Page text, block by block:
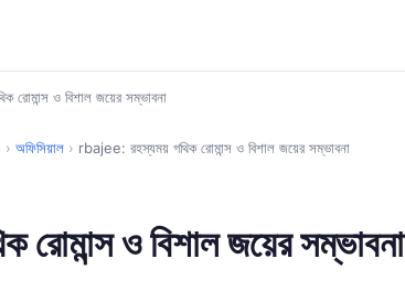
রোমান্স ও বিশাল জয়ের সম্ভাবনা
› অফিসিয়াল › rbajee: রহস্যময় গথিক রোমান্স ও বিশাল জয়ের সম্ভাবনা
ও বিশাল জয়ের সম্ভাবনা